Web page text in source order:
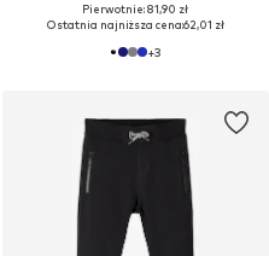
Pierwotnie: 81,90 zł
Ostatnia najniższa cena:62,01 zł
+3